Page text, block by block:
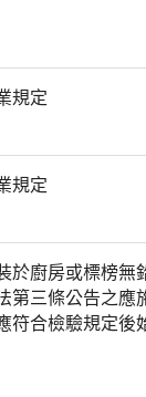
規定
規定
於廚房或標榜無
第三條公告之應
符合檢驗規定後